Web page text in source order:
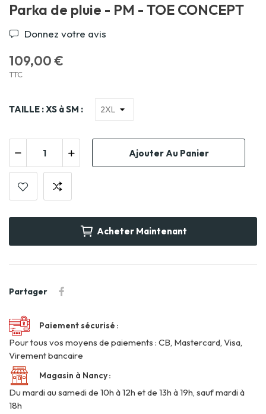
Parka de pluie - PM - TOE CONCEPT
Donnez votre avis
109,00 €
TTC
TAILLE : XS à SM :
Ajouter Au Panier
Acheter Maintenant
Partager
Paiement sécurisé
Pour tous vos moyens de paiements : CB, Mastercard, Visa,
Virement bancaire
Magasin à Nancy
Du mardi au samedi de 10h à 12h et de 13h à 19h, sauf mardi à
18h